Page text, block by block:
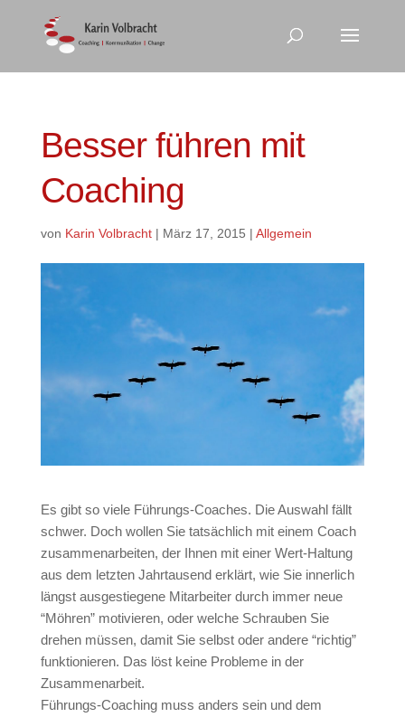
Besser führen mit
Coaching
von Karin Volbracht| März 17, 2015 | Allgemein
Es gibt so viele Führungs-Coaches. Die Auswahl fällt
schwer. Doch wollen Sie tatsächlich mit einem Coach
zusammenarbeiten, der Ihnen mit einer Wert-Haltung
aus dem letzten Jahrtausend erklärt, wie Sie innerlich
längst ausgestiegene Mitarbeiter durch immer neue
“Möhren” motivieren, oder welche Schrauben Sie
drehen müssen, damit Sie selbst oder andere “richtig”
funktionieren. Das löst keine Probleme in der
Zusammenarbeit.
Führungs-Coaching muss anders sein und dem